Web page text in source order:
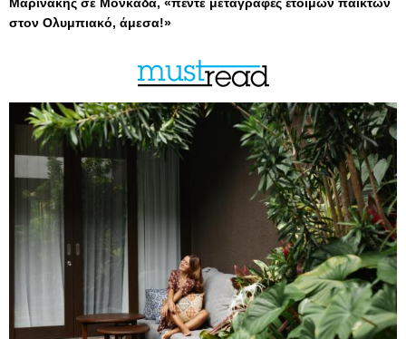
στον Ολυμπιακό, άμεσα!»